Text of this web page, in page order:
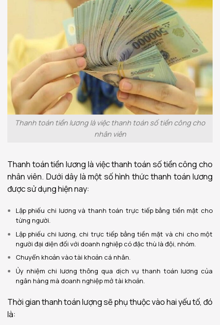
Thanh toán tiền lương là việc thanh toán số tiền công cho
nhân viên
Thanh toán tiền lương là việc thanh toán số tiền công cho
nhân viên. Dưới dây là một số hình thức thanh toán lương
được sử dụng hiện nay:
Lập phiếu chi lương và thanh toán trực tiếp bằng tiền mặt cho
từng người.
Lập phiếu chi lương, chi trực tiếp bằng tiền mặt và chi cho một
người đại diện đối với doanh nghiệp có đặc thù là đội, nhóm.
Chuyển khoản vào tài khoản cá nhân.
Ủy nhiệm chi lương thông qua dịch vụ thanh toán lương của
ngân hàng mà doanh nghiệp mở tài khoản.
Thời gian thanh toán lượng sẽ phụ thuộc vào hai yếu tố, đó
là: